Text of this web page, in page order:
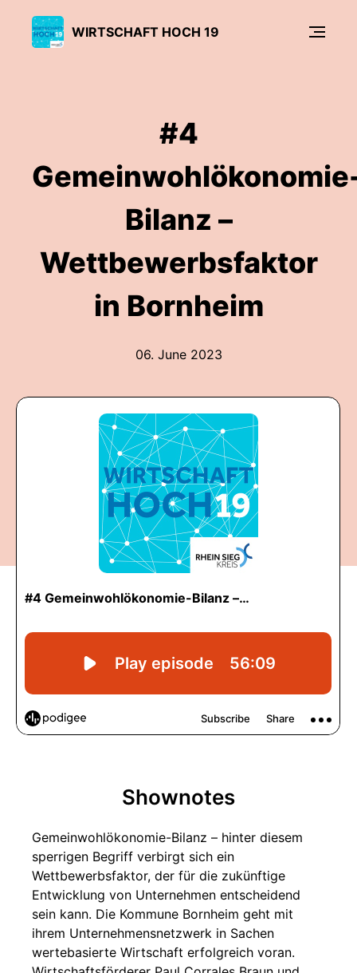
WIRTSCHAFT HOCH 19
#4
Bilanz –
Wettbewerbsfaktor
in Bornheim
06. June 2023
Shownotes
Gemeinwohlökonomie-Bilanz – hinter diesem
sperrigen Begriff verbirgt sich ein
Wettbewerbsfaktor, der für die zukünftige
Entwicklung von Unternehmen entscheidend
sein kann. Die Kommune Bornheim geht mit
ihrem Unternehmensnetzwerk in Sachen
wertebasierte Wirtschaft erfolgreich voran.